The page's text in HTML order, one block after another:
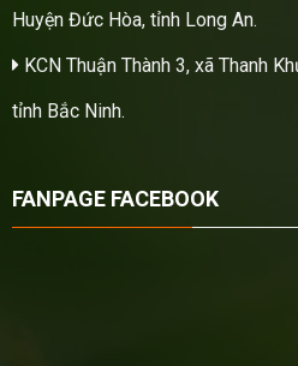
Huyện Đức Hòa, tỉnh Long An.
KCN Thuận Thành 3, xã Thanh
tỉnh Bắc Ninh.
FANPAGE FACEBOOK